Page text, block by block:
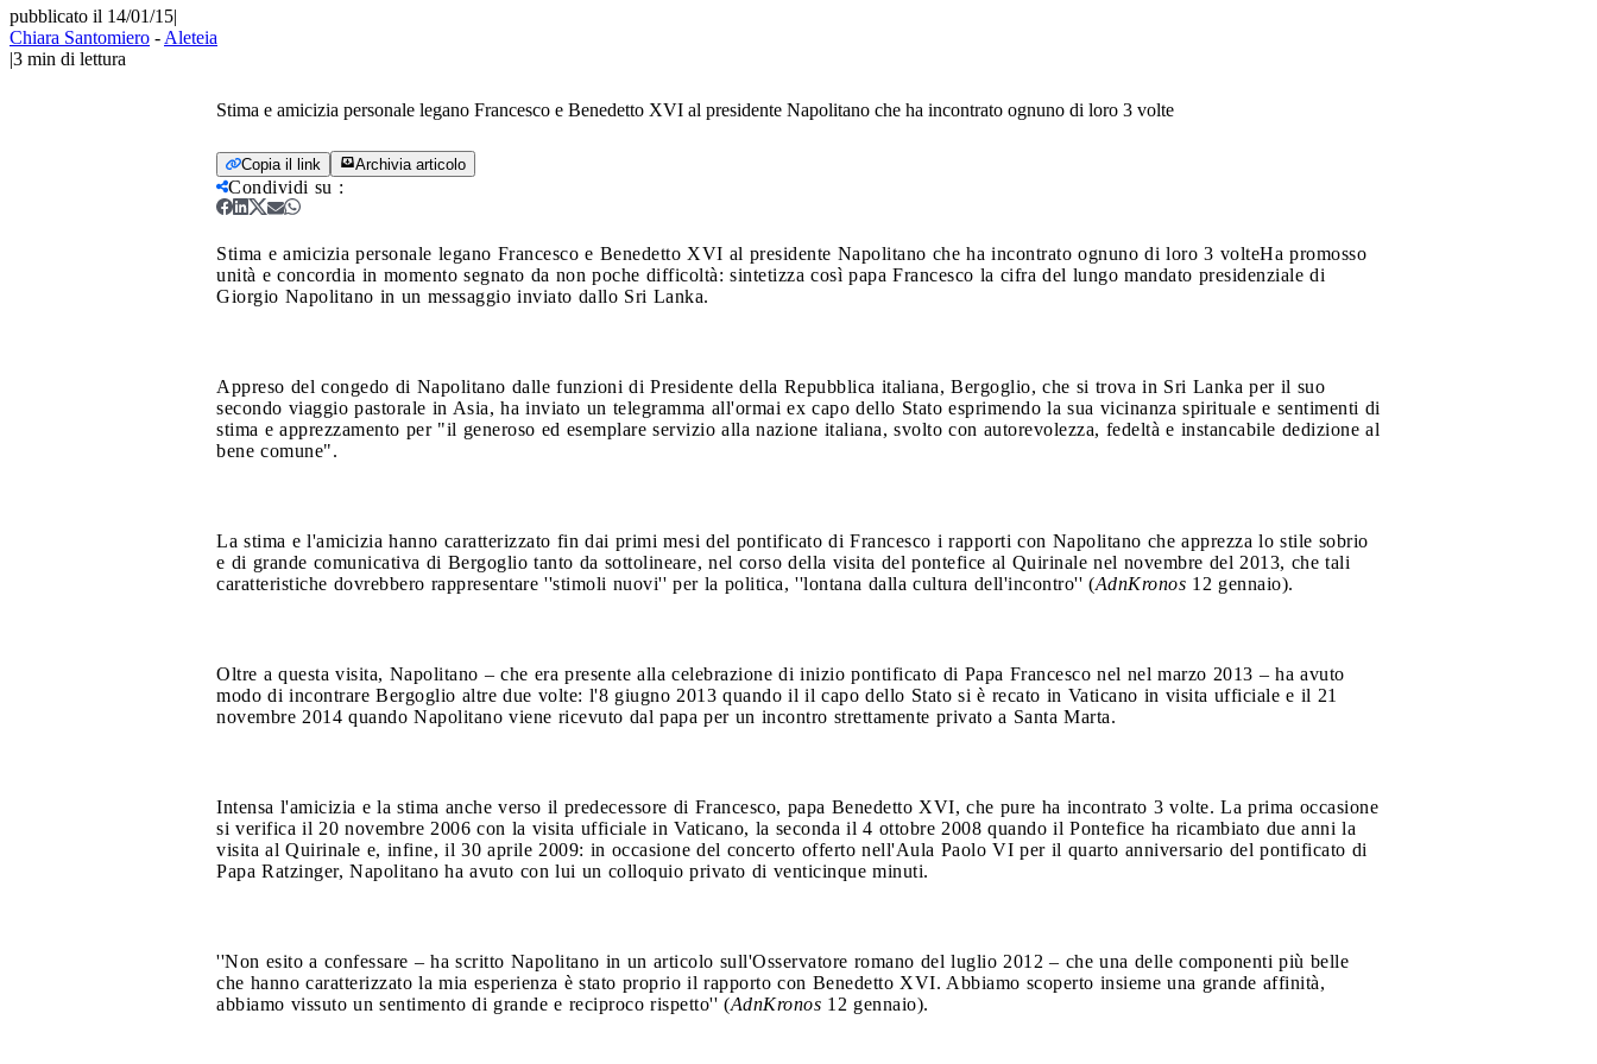
pubblicato il 14/01/15|
Chiara Santomiero - Aleteia
|3 min di lettura
Stima e amicizia personale legano Francesco e Benedetto XVI al presidente Napolitano che ha incontrato ognuno di loro 3 volte
Copia il link Archivia articolo
Condividi su :
Stima e amicizia personale legano Francesco e Benedetto XVI al presidente Napolitano che ha incontrato ognuno di loro 3 volteHa promosso
unità e concordia in momento segnato da non poche difficoltà: sintetizza così papa Francesco la cifra del lungo mandato presidenziale di
Giorgio Napolitano in un messaggio inviato dallo Sri Lanka.
Appreso del congedo di Napolitano dalle funzioni di Presidente della Repubblica italiana, Bergoglio, che si trova in Sri Lanka per il suo
secondo viaggio pastorale in Asia, ha inviato un telegramma all'ormai ex capo dello Stato esprimendo la sua vicinanza spirituale e sentimenti di
stima e apprezzamento per "il generoso ed esemplare servizio alla nazione italiana, svolto con autorevolezza, fedeltà e instancabile dedizione al
bene comune".
La stima e l'amicizia hanno caratterizzato fin dai primi mesi del pontificato di Francesco i rapporti con Napolitano che apprezza lo stile sobrio
e di grande comunicativa di Bergoglio tanto da sottolineare, nel corso della visita del pontefice al Quirinale nel novembre del 2013, che tali
caratteristiche dovrebbero rappresentare ''stimoli nuovi'' per la politica, ''lontana dalla cultura dell'incontro'' (AdnKronos 12 gennaio).
Oltre a questa visita, Napolitano – che era presente alla celebrazione di inizio pontificato di Papa Francesco nel nel marzo 2013 – ha avuto
modo di incontrare Bergoglio altre due volte: l'8 giugno 2013 quando il il capo dello Stato si è recato in Vaticano in visita ufficiale e il 21
novembre 2014 quando Napolitano viene ricevuto dal papa per un incontro strettamente privato a Santa Marta.
Intensa l'amicizia e la stima anche verso il predecessore di Francesco, papa Benedetto XVI, che pure ha incontrato 3 volte. La prima occasione
si verifica il 20 novembre 2006 con la visita ufficiale in Vaticano, la seconda il 4 ottobre 2008 quando il Pontefice ha ricambiato due anni la
visita al Quirinale e, infine, il 30 aprile 2009: in occasione del concerto offerto nell'Aula Paolo VI per il quarto anniversario del pontificato di
Papa Ratzinger, Napolitano ha avuto con lui un colloquio privato di venticinque minuti.
''Non esito a confessare – ha scritto Napolitano in un articolo sull'Osservatore romano del luglio 2012 – che una delle componenti più belle
che hanno caratterizzato la mia esperienza è stato proprio il rapporto con Benedetto XVI. Abbiamo scoperto insieme una grande affinità,
abbiamo vissuto un sentimento di grande e reciproco rispetto'' (AdnKronos 12 gennaio).